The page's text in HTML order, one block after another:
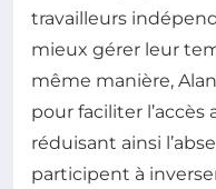
travailleurs
mieux gérer leur
même manière,
pour faciliter
réduisant ainsi
participent à